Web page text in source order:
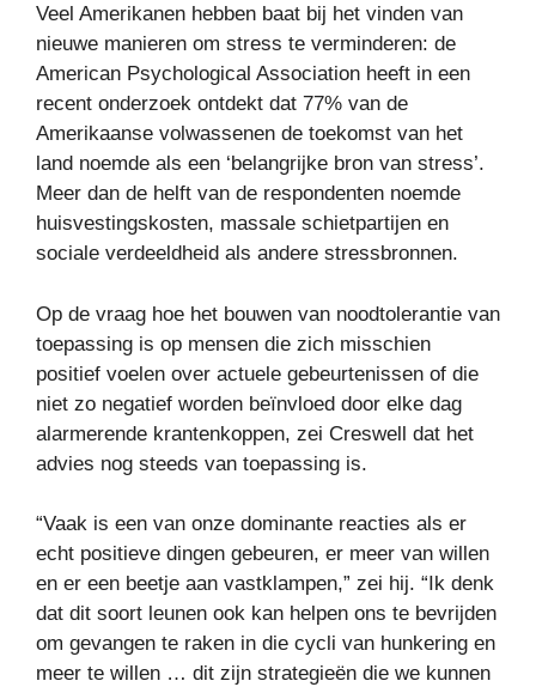
Veel Amerikanen hebben baat bij het vinden van
nieuwe manieren om stress te verminderen: de
American Psychological Association heeft in een
recent onderzoek ontdekt dat 77% van de
Amerikaanse volwassenen de toekomst van het
land noemde als een ‘belangrijke bron van stress’.
Meer dan de helft van de respondenten noemde
huisvestingskosten, massale schietpartijen en
sociale verdeeldheid als andere stressbronnen.
Op de vraag hoe het bouwen van noodtolerantie van
toepassing is op mensen die zich misschien
positief voelen over actuele gebeurtenissen of die
niet zo negatief worden beïnvloed door elke dag
alarmerende krantenkoppen, zei Creswell dat het
advies nog steeds van toepassing is.
“Vaak is een van onze dominante reacties als er
echt positieve dingen gebeuren, er meer van willen
en er een beetje aan vastklampen,” zei hij. “Ik denk
dat dit soort leunen ook kan helpen ons te bevrijden
om gevangen te raken in die cycli van hunkering en
meer te willen … dit zijn strategieën die we kunnen